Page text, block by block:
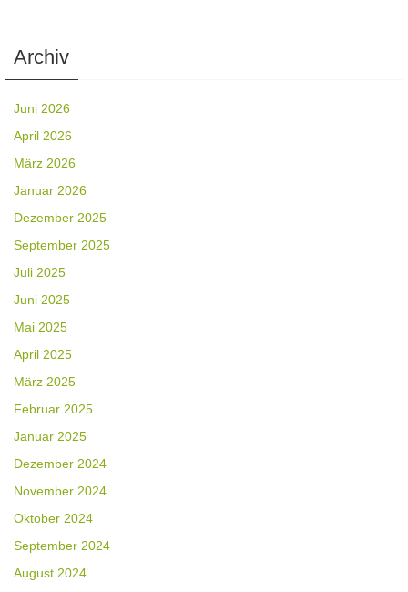
Archiv
Juni 2026
April 2026
März 2026
Januar 2026
Dezember 2025
September 2025
Juli 2025
Juni 2025
Mai 2025
April 2025
März 2025
Februar 2025
Januar 2025
Dezember 2024
November 2024
Oktober 2024
September 2024
August 2024